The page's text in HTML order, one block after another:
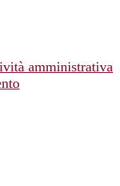
amministrativa